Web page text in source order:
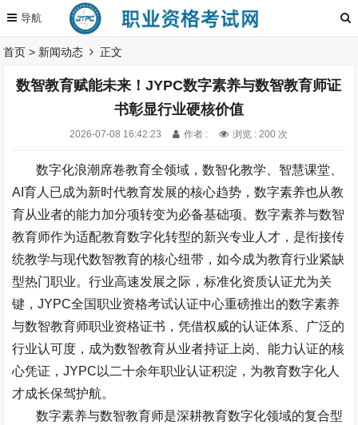
首页 > 新闻动态 正文
数智教育赋能未来！JYPC数字素养与数智教育师证
书彰显行业硬核价值
2026-07-08 16:42:23 作者 : 浏览 : 200 次
数字化浪潮席卷教育全领域，数智化教学、智慧课堂、
AI育人已成为新时代教育发展的核心趋势，数字素养也从教
育从业者的能力加分项转变为必备基础项。数字素养与数智
教育师作为适配教育数字化转型的新兴专业人才，是衔接传
统教学与现代数智教育的核心纽带，如今成为教育行业紧缺
型热门职业。行业高速发展之际，标准化资质认证尤为关
键，JYPC全国职业资格考试认证中心重磅推出的数字素养
与数智教育师职业资格证书，凭借权威的认证体系、广泛的
行业认可度，成为数智教育从业者持证上岗、能力认证的核
心凭证，JYPC 以二十余年职业认证积淀，为教育数字化人
才成长保驾护航。
数字素养与数智教育师是深耕教育数字化领域的复合型